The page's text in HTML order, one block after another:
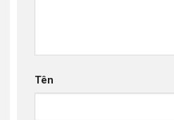
Tên